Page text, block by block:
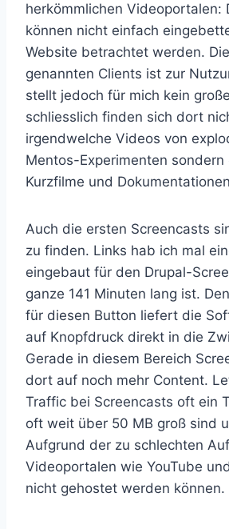
herkömmlichen Videoportalen:
können nicht einfach
Website betrachtet werden.
genannten Clients ist zur
stellt jedoch für mich kein
schliesslich finden sich dort
irgendwelche Videos von
Mentos-Experimenten sondern
Kurzfilme und
Auch die ersten Screencasts
zu finden. Links hab ich mal
eingebaut für den Drupal-
ganze 141 Minuten lang ist.
für diesen Button liefert die
auf Knopfdruck direkt in die
Gerade in diesem Bereich
dort auf noch mehr Content.
Traffic bei Screencasts oft ein
oft weit über 50 MB groß sind
Aufgrund der zu schlechten
Videoportalen wie YouTube
nicht gehostet werden können.